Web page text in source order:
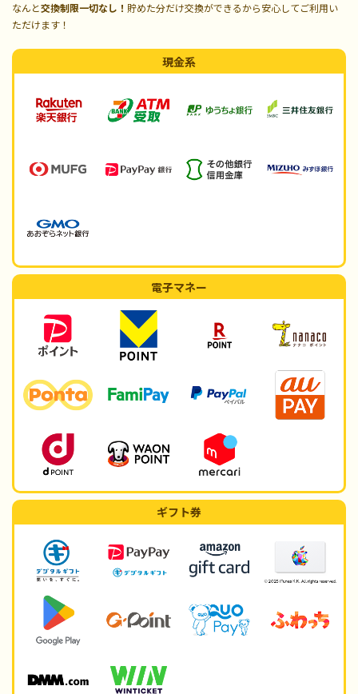
なんと交換制限一切なし！ 貯めた分だけ交換ができるから安心してご利用い
ただけます！
現金系
電子マネー
ギフト券